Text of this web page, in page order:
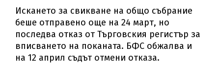
Искането за свикване на общо събрание
беше отправено още на 24 март, но
последва отказ от Търговския регистър за
вписването на поканата. БФС обжалва и
на 12 април съдът отмени отказа.